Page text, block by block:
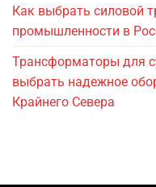
Как выбрать силовой
промышленности в
Трансформаторы для
выбрать надежное
Крайнего Севера